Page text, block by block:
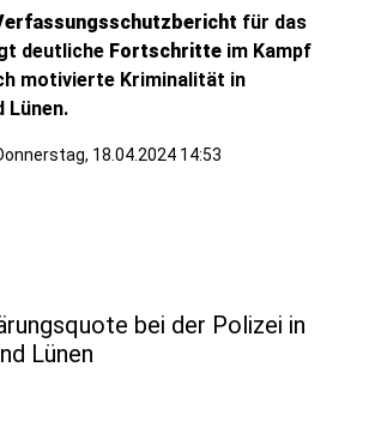
für das
deutliche Fortschritte im Kampf
motivierte Kriminalität in
Lünen.
18.04.2024 14:53
bei der Polizei in
Lünen